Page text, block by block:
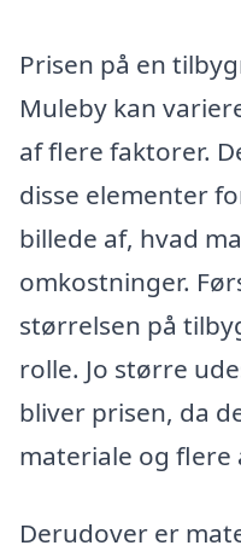
Prisen på en
Muleby kan
af flere faktorer.
disse elementer
billede af, hvad
omkostninger.
størrelsen på
rolle. Jo større
bliver prisen, da
materiale og flere
Derudover er